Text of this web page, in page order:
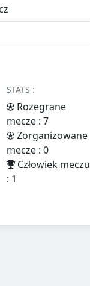
STATS :
Rozegrane
mecze : 7
Zorganizowane
mecze : 0
Człowiek meczu
: 1